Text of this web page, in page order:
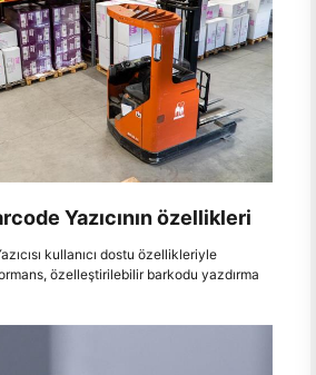
Yazıcının özellikleri
kullanıcı dostu özellikleriyle
özelleştirilebilir barkodu yazdırma